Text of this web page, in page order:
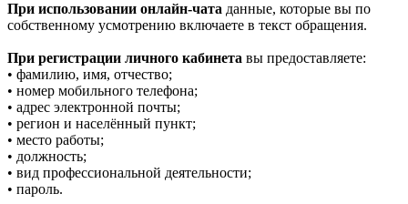
При использовании онлайн-чата данные, которые вы по
собственному усмотрению включаете в текст обращения.
При регистрации личного кабинета вы предоставляете:
• фамилию, имя, отчество;
• номер мобильного телефона;
• адрес электронной почты;
• регион и населённый пункт;
• место работы;
• должность;
• вид профессиональной деятельности;
• пароль.